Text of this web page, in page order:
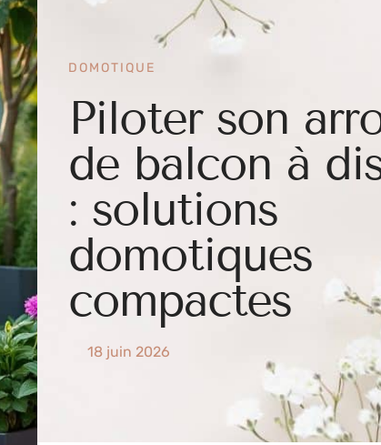
DOMOTIQUE
Piloter son
de balcon à
: solutions
domotiques
compactes
18 juin 2026